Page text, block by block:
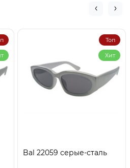
Топ
Хит
Bal 22059 серые-сталь